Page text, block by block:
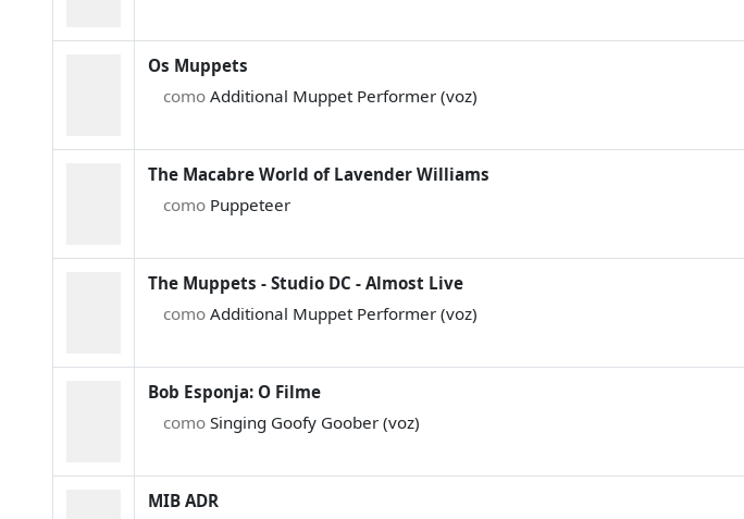
Os Muppets
como Additional Muppet Performer (voz)
The Macabre World of Lavender Williams
como Puppeteer
The Muppets - Studio DC - Almost Live
como Additional Muppet Performer (voz)
Bob Esponja: O Filme
como Singing Goofy Goober (voz)
MIB ADR